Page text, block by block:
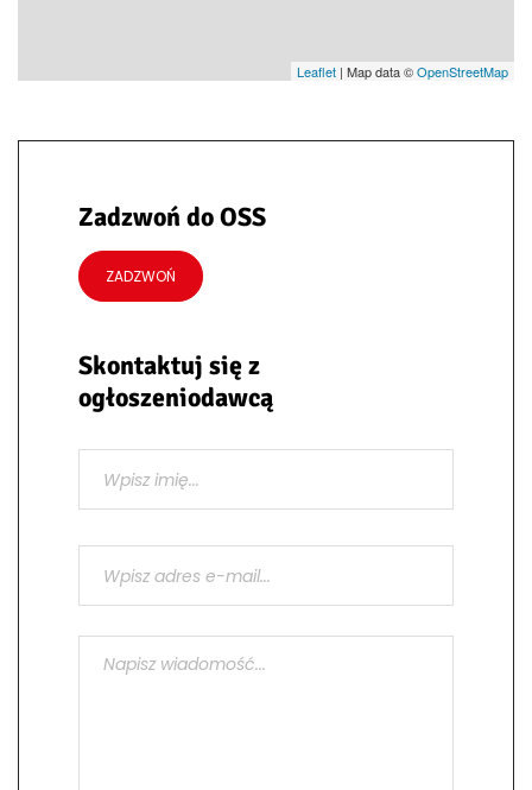
Leaflet | Map data ©OpenStreetMap
Zadzwoń do OSS
ZADZWOŃ
Skontaktuj się z
ogłoszeniodawcą